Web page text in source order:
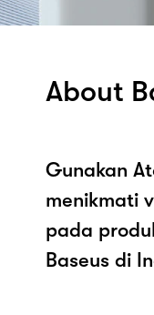
About
Gunakan
menikmati
pada
Baseus di